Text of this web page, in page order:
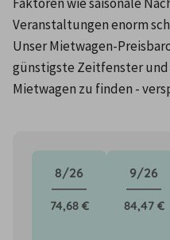
Veranstaltungen enorm
Unser Mietwagen-
günstigste Zeitfenster
Mietwagen zu finden -
8/26
74,68 €
9/26
84,47 €